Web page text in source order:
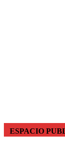
ESPACIO